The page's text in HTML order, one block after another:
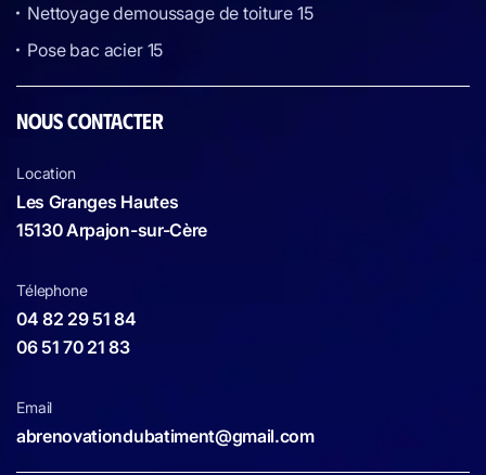
Nettoyage demoussage de toiture 15
Pose bac acier 15
NOUS CONTACTER
Location
Les Granges Hautes
15130 Arpajon-sur-Cère
Télephone
04 82 29 51 84
06 51 70 21 83
Email
abrenovationdubatiment@gmail.com